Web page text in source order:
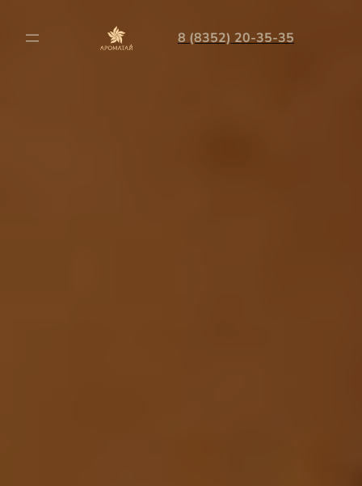
8 (8352) 20-35-35